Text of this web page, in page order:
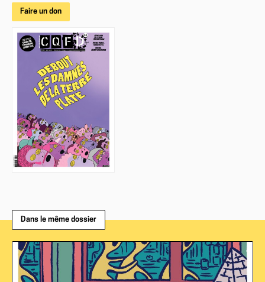
Faire un don
Dans le même dossier